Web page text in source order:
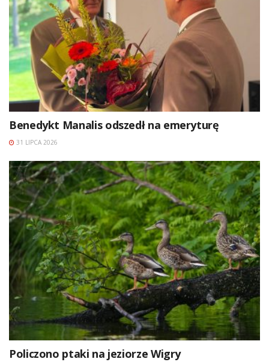
Benedykt Manalis odszedł na emeryturę
31 LIPCA 2026
Policzono ptaki na jeziorze Wigry